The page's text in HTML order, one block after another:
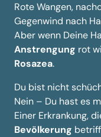
Rote Wangen,
Gegenwind nach
Aber wenn Deine
Anstrengung rot
Rosazea.
Du bist nicht
Nein – Du hast es
Einer Erkrankung,
Bevölkerung